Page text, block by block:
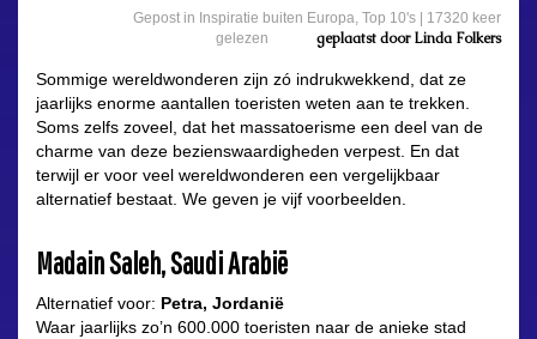
Gepost in Inspiratie buiten Europa, Top 10's
17320 keer
gelezen
geplaatst doorLinda Folkers
Sommige wereldwonderen zijn zó indrukwekkend, dat ze
jaarlijks enorme aantallen toeristen weten aan te trekken.
Soms zelfs zoveel, dat het massatoerisme een deel van de
charme van deze bezienswaardigheden verpest. En dat
terwijl er voor veel wereldwonderen een vergelijkbaar
alternatief bestaat. We geven je vijf voorbeelden.
Madain Saleh, Saudi Arabië
Alternatief voor: Petra, Jordanië
Waar jaarlijks zo’n 600.000 toeristen naar de anieke stad